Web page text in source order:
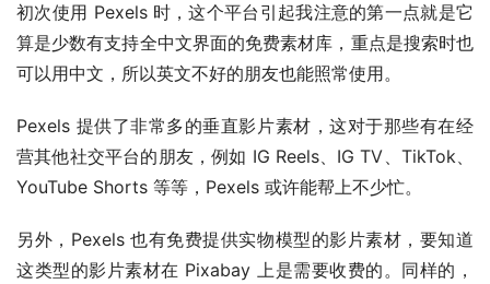
初次使用 Pexels 时，这个平台引起我注意的第一点就是它
算是少数有支持全中文界面的免费素材库，重点是搜索时也
可以用中文，所以英文不好的朋友也能照常使用。
Pexels 提供了非常多的垂直影片素材，这对于那些有在经
营其他社交平台的朋友，例如 IG Reels、IG TV、TikTok、
YouTube Shorts 等等，Pexels 或许能帮上不少忙。
另外，Pexels 也有免费提供实物模型的影片素材，要知道
这类型的影片素材在 Pixabay 上是需要收费的。同样的，